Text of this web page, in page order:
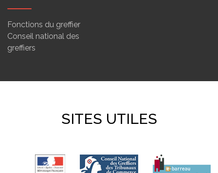
Fonctions du greffier
Conseil national des
greffiers
SITES UTILES